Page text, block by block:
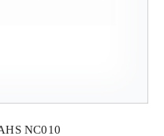
NC010